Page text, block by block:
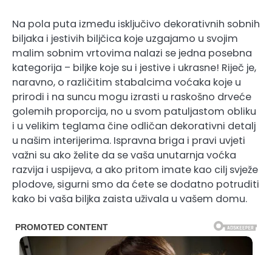
Na pola puta između isključivo dekorativnih sobnih
biljaka i jestivih biljčica koje uzgajamo u svojim
malim sobnim vrtovima nalazi se jedna posebna
kategorija – biljke koje su i jestive i ukrasne! Riječ je,
naravno, o različitim stabalcima voćaka koje u
prirodi i na suncu mogu izrasti u raskošno drveće
golemih proporcija, no u svom patuljastom obliku
i u velikim teglama čine odličan dekorativni detalj
u našim interijerima. Ispravna briga i pravi uvjeti
važni su ako želite da se vaša unutarnja voćka
razvija i uspijeva, a ako pritom imate kao cilj svježe
plodove, sigurni smo da ćete se dodatno potruditi
kako bi vaša biljka zaista uživala u vašem domu.